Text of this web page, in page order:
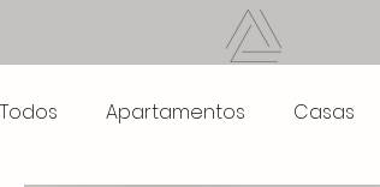
Todos Apartamentos Casas